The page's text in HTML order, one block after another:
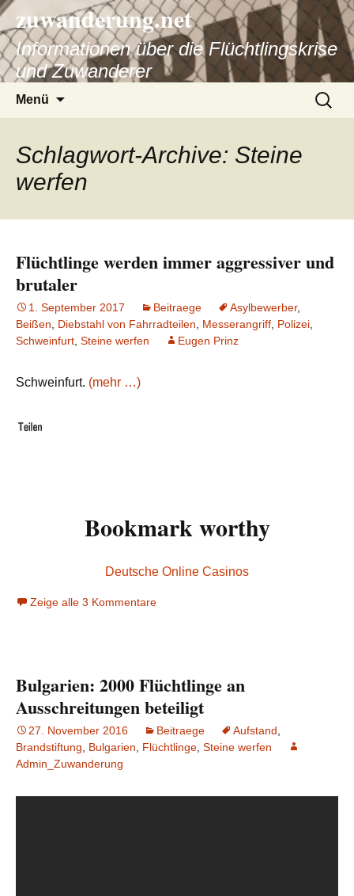
zuwanderung.net
Informationen über die Flüchtlingskrise
und Zuwanderer
Menü
Suche
nach:
Schlagwort-Archive: Steine
werfen
Flüchtlinge werden immer aggressiver und
brutaler
1. September 2017 Beitraege Asylbewerber,
Beißen
Diebstahl von Fahrradteilen Messerangriff Polizei
Schweinfurt Steine werfen Eugen Prinz
Schweinfurt. (mehr …)
Bookmark worthy
Deutsche Online Casinos
Zeige alle 3 Kommentare
Bulgarien: 2000 Flüchtlinge an
Ausschreitungen beteiligt
27. November 2016 Beitraege Aufstand
Brandstiftung
Bulgarien Flüchtlinge Steine werfen
Admin_Zuwanderung